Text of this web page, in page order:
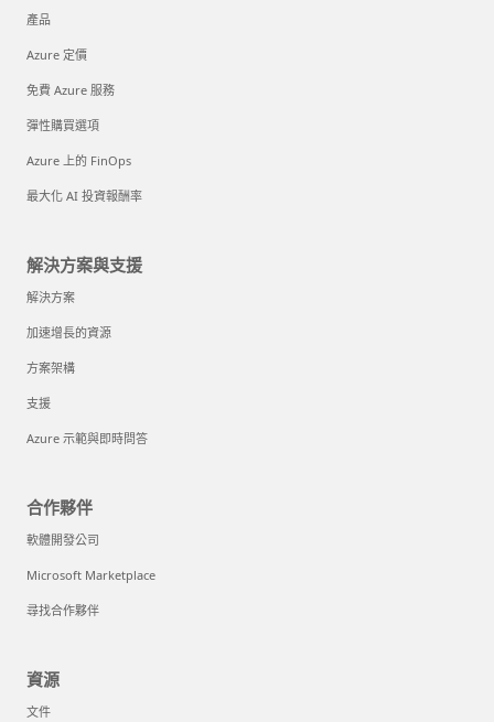
產品
Azure 定價
免費 Azure 服務
彈性購買選項
Azure 上的 FinOps
最大化 AI 投資報酬率
解決方案與支援
解決方案
加速增長的資源
方案架構
支援
Azure 示範與即時問答
合作夥伴
軟體開發公司
Microsoft Marketplace
尋找合作夥伴
資源
文件